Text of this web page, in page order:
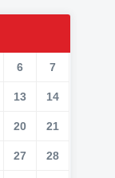
6 7
13 14
20 21
27 28